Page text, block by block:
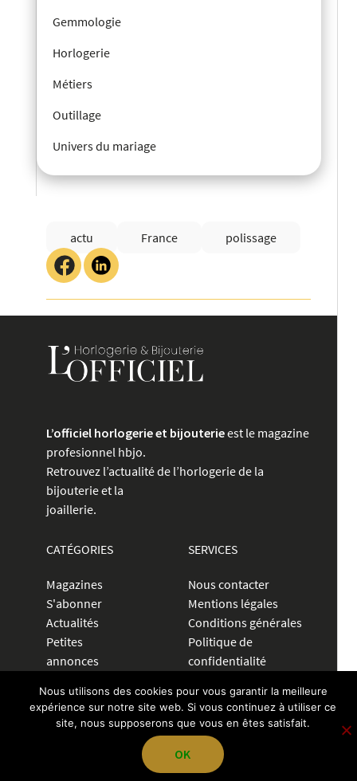
Gemmologie
Horlogerie
Métiers
Outillage
Univers du mariage
actu France polissage
L’officiel horlogerie et bijouterieest le magazine
profesionnel hbjo.
Retrouvez l’actualité de l’horlogerie de la
bijouterie et la
joaillerie.
CATÉGORIES
Magazines
S'abonner
Actualités
Petites
annonces
SERVICES
Nous contacter
Mentions légales
Conditions générales
Politique de
confidentialité
CRÉER UNE ANNONCE
contact@pegazevisions.fr
Nous utilisons des cookies pour vous garantir la meilleure
expérience sur notre site web. Si vous continuez à utiliser ce
site, nous supposerons que vous en êtes satisfait.
OK